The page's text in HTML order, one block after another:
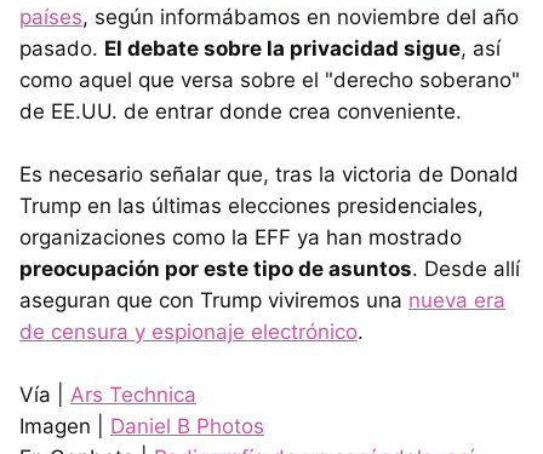
países, según informábamos en noviembre del año
pasado. El debate sobre la privacidad sigue, así
como aquel que versa sobre el "derecho soberano"
de EE.UU. de entrar donde crea conveniente.
Es necesario señalar que, tras la victoria de Donald
Trump en las últimas elecciones presidenciales,
organizaciones como la EFF ya han mostrado
preocupación por este tipo de asuntos. Desde allí
aseguran que con Trump viviremos una nueva era
de censura y espionaje electrónico.
Vía | Ars Technica
Imagen | Daniel B Photos